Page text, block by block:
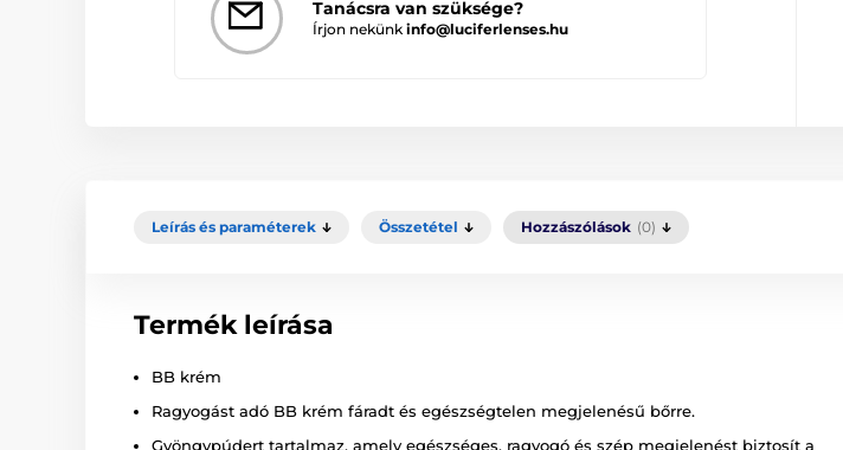
Tanácsra van szüksége?
Írjon nekünk info@luciferlenses.hu
Leírás és paraméterek Összetétel Hozzászólások (0)
Termék leírása
BB krém
Ragyogást adó BB krém fáradt és egészségtelen megjelenésű bőrre.
Gyöngypúdert tartalmaz, amely egészséges, ragyogó és szép megjelenést biztosít a